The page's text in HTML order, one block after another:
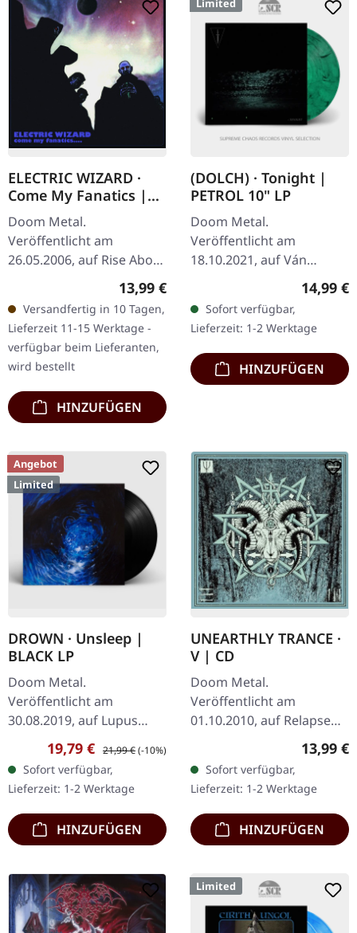
ELECTRIC WIZARD ·
Come My Fanatics |
CD
Doom Metal.
Veröffentlicht am
26.05.2006, auf Rise Above
Records. CD im Jewelcase.
Electric Wizard liefern mit
„Come My Fanatics" ein
vernichtendes…
Regulärer Preis:
13,99 €
Versandfertig in 10 Tagen,
Lieferzeit 11-15 Werktage -
verfügbar beim Lieferanten,
wird bestellt
HINZUFÜGEN
Limited
(DOLCH) · Tonight |
PETROL 10" LP
Doom Metal.
Veröffentlicht am
18.10.2021, auf Ván
Records. Petrol 10"-Vinyl
mit Poster, limitiert auf
529 handnummerierte
Exemplare. "Tonight" ist…
14,99 €
Sofort verfügbar,
Lieferzeit: 1-2 Werktage
HINZUFÜGEN
Angebot
Limited
DROWN · Unsleep |
BLACK LP
Doom Metal.
Veröffentlicht am
30.08.2019, auf Lupus
Lounge. Schwarzes Vinyl,
limitiert auf 300
Exemplare. Drown liefert
mit "Unsleep" eine
absolut…
Verkaufspreis:
19,79 € Regulärer Preis:
21,99 €(-10%)
Sofort verfügbar,
Lieferzeit: 1-2 Werktage
HINZUFÜGEN
UNEARTHLY TRANCE ·
V | CD
Doom Metal.
Veröffentlicht am
01.10.2010, auf Relapse
Records. CD im Jewelcase.
Es gibt Alben, die dich
niederdrücken, und es
gibt Alben, die dich so…
13,99 €
Sofort verfügbar,
Lieferzeit: 1-2 Werktage
HINZUFÜGEN
Limited